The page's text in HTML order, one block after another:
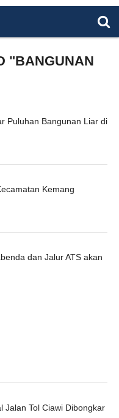
"BANGUNAN
Puluhan Bangunan Liar di
Kemang
dan Jalur ATS akan
Jalan Tol Ciawi Dibongkar